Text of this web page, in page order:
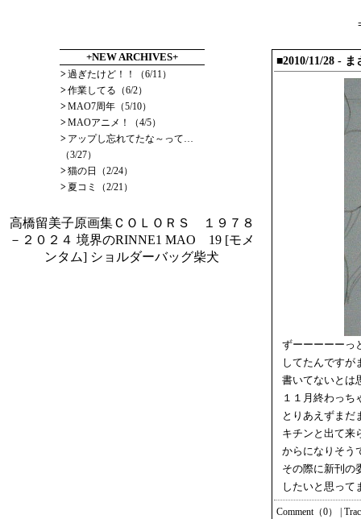
+NEW ARCHIVES+
>過ぎたけど！！（6/11）
>作業してる（6/2）
>MAO7周年（5/10）
>MAOアニメ！（4/5）
> アップし忘れてたな～って…
（3/27）
>猫の日（2/24）
>夏コミ（2/21）
高橋留美子原画集ＣＯＬＯＲＳ １９７８
－２０２４ 境界のRINNE1 MAO 19 [モメ
ンタム] ショルダーバッグ柴犬
■2010/11/28 -
ずーーーーーっ
してたんですが
書いてないとは
１１月終わっち
とりあえずまだ
キチンと出て来
からになりそう
その際に新刊の
したいと思って
Comment（0）